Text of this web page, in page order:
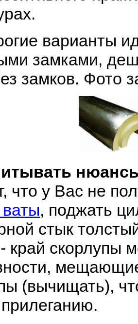
варианты
замками,
замков. Фото
что у Вас не
, поджать
стык
край скорлупы
(вычищать),